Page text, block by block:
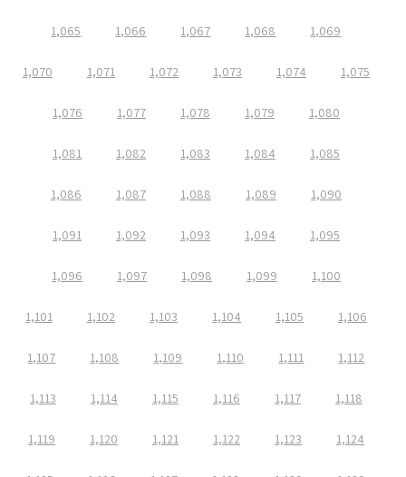
1,065 1,066 1,067 1,068 1,069
1,070 1,071 1,072 1,073 1,074 1,075
1,076 1,077 1,078 1,079 1,080
1,081 1,082 1,083 1,084 1,085
1,086 1,087 1,088 1,089 1,090
1,091 1,092 1,093 1,094 1,095
1,096 1,097 1,098 1,099 1,100
1,101 1,102 1,103 1,104 1,105 1,106
1,107 1,108 1,109 1,110 1,111 1,112
1,113 1,114 1,115 1,116 1,117 1,118
1,119 1,120 1,121 1,122 1,123 1,124